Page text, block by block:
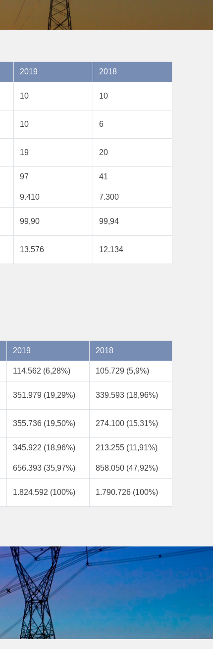
2019 2018
10 10
10 6
19 20
97 41
9.410 7.300
99,90 99,94
13.576 12.134
2019 2018
114.562 (6,28%) 105.729 (5,9%)
351.979 (19,29%) 339.593 (18,96%)
355.736 (19,50%) 274.100 (15,31%)
345.922 (18,96%) 213.255 (11,91%)
656.393 (35,97%) 858.050 (47,92%)
1.824.592 (100%) 1.790.726 (100%)